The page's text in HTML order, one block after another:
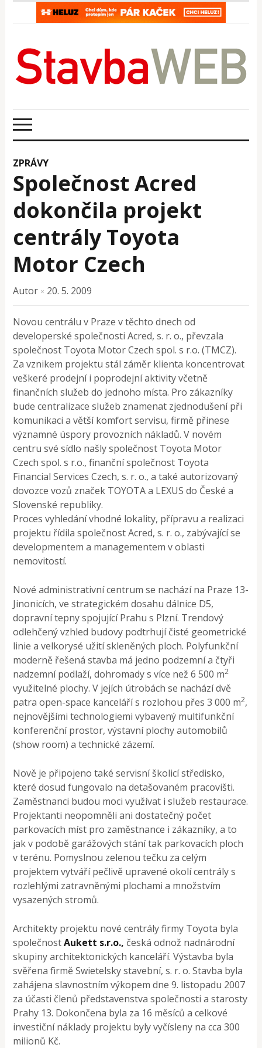
ZPRÁVY
Společnost Acred
dokončila projekt
centrály Toyota
Motor Czech
Autor × 20. 5. 2009
Novou centrálu v Praze v těchto dnech od
developerské společnosti Acred, s. r. o., převzala
společnost Toyota Motor Czech spol. s r.o. (TMCZ).
Za vznikem projektu stál záměr klienta koncentrovat
veškeré prodejní i poprodejní aktivity včetně
finančních služeb do jednoho místa. Pro zákazníky
bude centralizace služeb znamenat zjednodušení při
komunikaci a větší komfort servisu, firmě přinese
významné úspory provozních nákladů. V novém
centru své sídlo našly společnost Toyota Motor
Czech spol. s r.o., finanční společnost Toyota
Financial Services Czech, s. r. o., a také autorizovaný
dovozce vozů značek TOYOTA a LEXUS do České a
Slovenské republiky.
Proces vyhledání vhodné lokality, přípravu a realizaci
projektu řídila společnost Acred, s. r. o., zabývající se
developmentem a managementem v oblasti
nemovitostí.
Nové administrativní centrum se nachází na Praze 13-
Jinonicích, ve strategickém dosahu dálnice D5,
dopravní tepny spojující Prahu s Plzní. Trendový
odlehčený vzhled budovy podtrhují čisté geometrické
linie a velkorysé užití skleněných ploch. Polyfunkční
moderně řešená stavba má jedno podzemní a čtyři
nadzemní podlaží, dohromady s více než 6 500 m2
využitelné plochy. V jejích útrobách se nachází dvě
patra open-space kanceláří s rozlohou přes 3 000 m2,
nejnovějšími technologiemi vybavený multifunkční
konferenční prostor, výstavní plochy automobilů
(show room) a technické zázemí.
Nově je připojeno také servisní školicí středisko,
které dosud fungovalo na detašovaném pracovišti.
Zaměstnanci budou moci využívat i služeb restaurace.
Projektanti neopomněli ani dostatečný počet
parkovacích míst pro zaměstnance i zákazníky, a to
jak v podobě garážových stání tak parkovacích ploch
v terénu. Pomyslnou zelenou tečku za celým
projektem vytváří pečlivě upravené okolí centrály s
rozlehlými zatravněnými plochami a množstvím
vysazených stromů.
Architekty projektu nové centrály firmy Toyota byla
společnostAukett s.r.o., česká odnož nadnárodní
skupiny architektonických kanceláří. Výstavba byla
svěřena firmě Swietelsky stavební, s. r. o. Stavba byla
zahájena slavnostním výkopem dne 9. listopadu 2007
za účasti členů představenstva společnosti a starosty
Prahy 13. Dokončena byla za 16 měsíců a celkové
investiční náklady projektu byly vyčísleny na cca 300
milionů Kč.